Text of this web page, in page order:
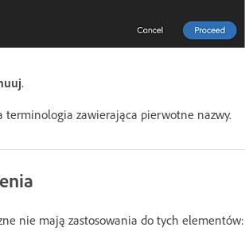
.
terminologia zawierająca pierwotne nazwy.
nie mają zastosowania do tych elementów: